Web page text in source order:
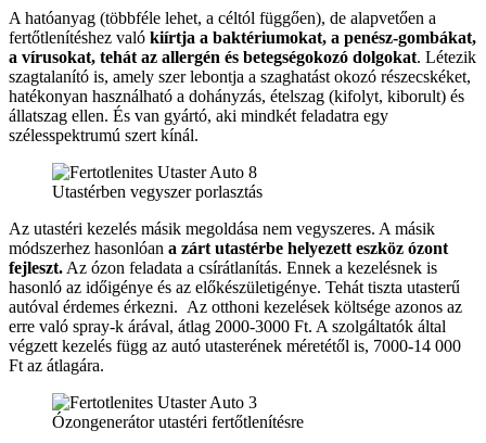
A hatóanyag (többféle lehet, a céltól függően), de alapvetően a
fertőtlenítéshez való kiírtja a baktériumokat, a penész-gombákat,
a vírusokat, tehát az allergén és betegségokozó dolgokat. Létezik
szagtalanító is, amely szer lebontja a szaghatást okozó részecskéket,
hatékonyan használható a dohányzás, ételszag (kifolyt, kiborult) és
állatszag ellen. És van gyártó, aki mindkét feladatra egy
szélesspektrumú szert kínál.
Utastérben vegyszer porlasztás
Az utastéri kezelés másik megoldása nem vegyszeres. A másik
módszerhez hasonlóan a zárt utastérbe helyezett eszköz ózont
fejleszt. Az ózon feladata a csírátlanítás. Ennek a kezelésnek is
hasonló az időigénye és az előkészületigénye. Tehát tiszta utasterű
autóval érdemes érkezni. Az otthoni kezelések költsége azonos az
erre való spray-k árával, átlag 2000-3000 Ft. A szolgáltatók által
végzett kezelés függ az autó utasterének méretétől is, 7000-14 000
Ft az átlagára.
Ózongenerátor utastéri fertőtlenítésre